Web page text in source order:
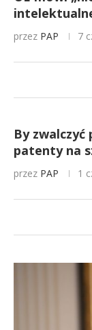
przez PAP 7
By zwalczyć
patenty na
przez PAP 1